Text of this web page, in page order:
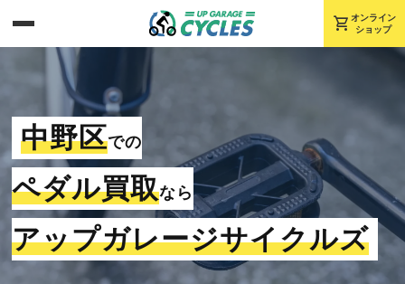
shopping_cart オンライン
ショップ
中野区での
ペダル買取なら
アップガレージサイクルズ